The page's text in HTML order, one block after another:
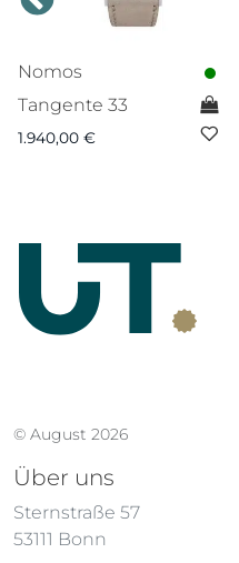
Nomos
Tangente 33
1.940,00 €
© August 2026
Über uns
Sternstraße 57
53111 Bonn